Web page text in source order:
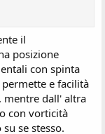
il
posizione
con spinta
e facilità
mentre dall' altra
con vorticità
se stesso.